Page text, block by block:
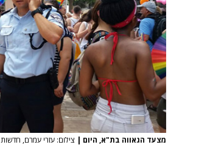
מצעד הגאווה בת"א, היום | צילום: עזרי עמרם, חדשות 2